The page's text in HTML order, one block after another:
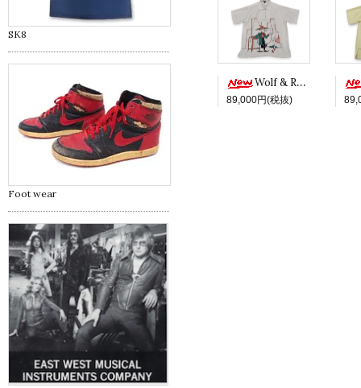
Wolf & Red -White ver.-
89,000円(税抜)
SK8
Foot wear